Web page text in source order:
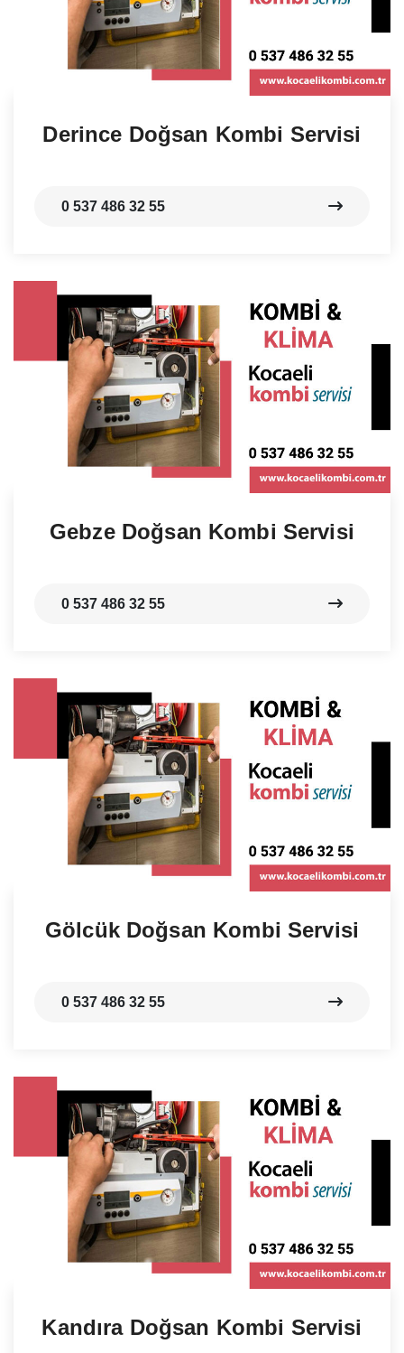
Derince Doğsan Kombi Servisi
0 537 486 32 55
Gebze Doğsan Kombi Servisi
0 537 486 32 55
Gölcük Doğsan Kombi Servisi
0 537 486 32 55
Kandıra Doğsan Kombi Servisi